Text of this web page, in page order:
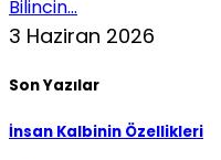
Bilincin...
3 Haziran 2026
Son Yazılar
İnsan Kalbinin Özellikleri